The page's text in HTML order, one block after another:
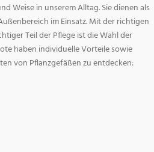
Weise in unserem Alltag. Sie dienen als
im Einsatz. Mit der richtigen
Teil der Pflege ist die Wahl der
haben individuelle Vorteile sowie
von Pflanzgefäßen zu entdecken: